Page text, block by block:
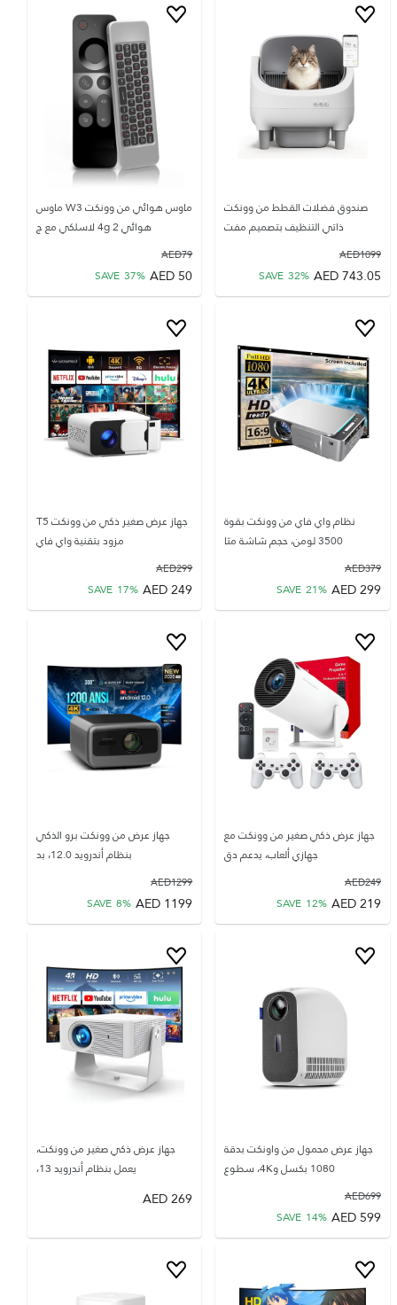
صندوق فضلات القطط من وونكت
ذاتي التنظيف بتصميم مفت
1099
AED
743.05
AED
SAVE 32%
ماوس هوائي من وونكت W3 ماوس
هوائي 2 4g لاسلكي مع ج
79
AED
50
AED
SAVE 37%
نظام واي فاي من وونكت بقوة
3500 لومن، حجم شاشة مثا
379
AED
299
AED
SAVE 21%
جهاز عرض صغير ذكي من وونكت T5
مزود بتقنية واي فاي
299
AED
249
AED
SAVE 17%
جهاز عرض ذكي صغير من وونكت مع
جهازي ألعاب، يدعم دق
249
AED
219
AED
SAVE 12%
جهاز عرض من وونكت برو الذكي
بنظام أندرويد 12.0، بد
1299
AED
1199
AED
SAVE 8%
جهاز عرض محمول من واونكت بدقة
1080 بكسل و4K، سطوع
699
AED
599
AED
SAVE 14%
جهاز عرض ذكي صغير من وونكت،
يعمل بنظام أندرويد 13،
269
AED